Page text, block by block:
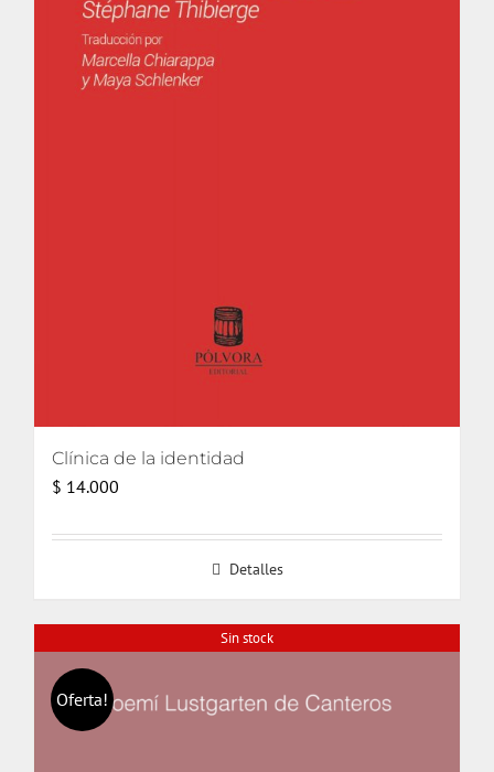
Clínica de la identidad
$ 14.000
Detalles
Sin stock
Oferta!